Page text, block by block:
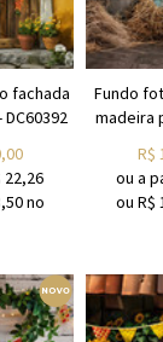
fachada
22,26
no
Fundo
madeira
R$
ou a
ou R$